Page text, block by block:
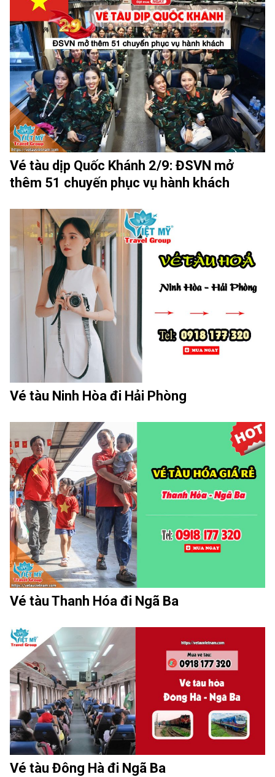
Vé tàu dịp Quốc Khánh 2/9: ĐSVN mở
thêm 51 chuyến phục vụ hành khách
Vé tàu Ninh Hòa đi Hải Phòng
Vé tàu Thanh Hóa đi Ngã Ba
Vé tàu Đông Hà đi Ngã Ba